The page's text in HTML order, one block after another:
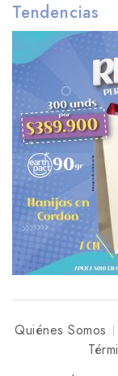
Tendencias
Quiénes Somos